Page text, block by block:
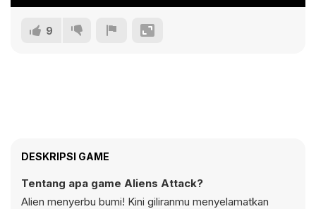
9
DESKRIPSI GAME
Tentang apa game Aliens Attack?
Alien menyerbu bumi! Kini giliranmu menyelamatkan